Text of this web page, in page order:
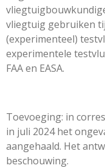
vliegtuig gebruiken
(experimenteel)
experimentele
FAA en EASA.
Toevoeging: in
in juli 2024 het
aangehaald. Het
beschouwing.